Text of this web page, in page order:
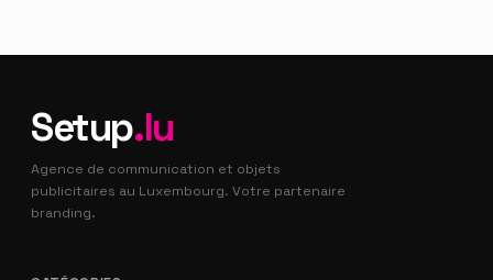
Setup.lu
Agence de communication et objets
publicitaires au Luxembourg. Votre partenaire
branding.